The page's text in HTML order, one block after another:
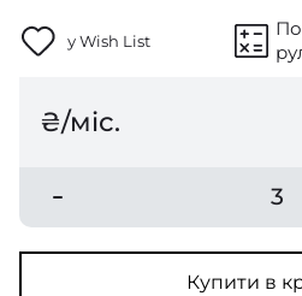
у Wish List
₴/міс.
3
Купити в